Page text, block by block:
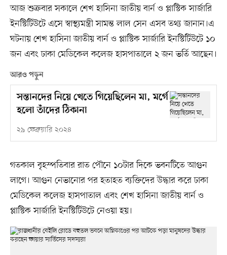
আজ শুক্রবার সকালে শেখ হাসিনা জাতীয় বার্ন ও প্লাস্টিক সার্জারি
ইনস্টিটিউটে এসে স্বাস্থ্যমন্ত্রী সামন্ত লাল সেন এসব তথ্য জানান।এ
ঘটনায় শেখ হাসিনা জাতীয় বার্ন ও প্লাস্টিক সার্জারি ইনস্টিটিউটে ১০
জন এবং ঢাকা মেডিকেল কলেজ হাসপাতালে ২ জন ভর্তি আছেন।
আরও পড়ুন
সন্তানদের নিয়ে খেতে গিয়েছিলেন মা, মর্গে
হলো তাঁদের ঠিকানা
২৯ ফেব্রুয়ারি ২০২৪
গতকাল বৃহস্পতিবার রাত পৌনে ১০টার দিকে ভবনটিতে আগুন
লাগে। আগুন নেভানোর পর হতাহত ব্যক্তিদের উদ্ধার করে ঢাকা
মেডিকেল কলেজ হাসপাতাল এবং শেখ হাসিনা জাতীয় বার্ন ও
প্লাস্টিক সার্জারি ইনস্টিটিউটে নেওয়া হয়।